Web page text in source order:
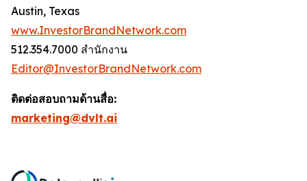
Austin, Texas
www.InvestorBrandNetwork.com
512.354.7000 สำนักงาน
Editor@InvestorBrandNetwork.com
ติดต่อสอบถามด้านสื่อ:
marketing@dvlt.ai